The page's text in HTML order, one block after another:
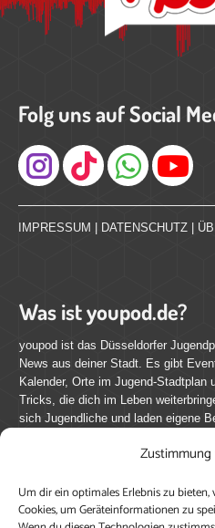
Um dir ein optimales Erlebnis zu
Cookies, um Geräteinformationen zu
Folg uns auf Social
Instagram
IMPRESSUM DATENSCHUTZ
Was ist youpod.de?
youpod ist das Düsseldorfer
News aus deiner Stadt. Es gibt
Kalender, Orte im Jugend-Stadtplan
Tricks, die dich im Leben
sich Jugendliche und laden eigene
Mach mit bei
youpod.de lebt von Menschen
journalistische Erfahrung, teile